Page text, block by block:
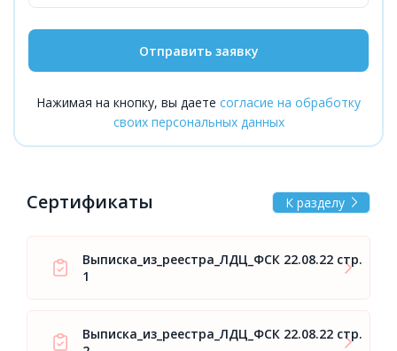
Отправить заявку
Нажимая на кнопку, вы даете согласие на обработку
своих персональных данных
Сертификаты К разделу
Выписка_из_реестра_ЛДЦ_ФСК 22.08.22 стр.
1
Выписка_из_реестра_ЛДЦ_ФСК 22.08.22 стр.